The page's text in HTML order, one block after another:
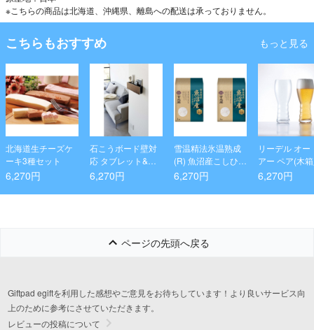
※こちらの商品は北海道、沖縄県、離島への配送は承っておりません。
こちらもおすすめ もっと見る
北海道生チーズケ
ーキ3種セット
6,270円
石こうボード壁対
応 タブレット&リ
モコンホルダー リ
6,270円
雪温精法氷温熟成
(R) 魚沼産こしひか
り(窒素充填包装)1
6,270円
リーデル オー
アー ペア(木
6,270円
ページの先頭へ戻る
Giftpad egiftを利用した感想やご意見をお待ちしています！より良いサービス向
上のために参考にさせていただきます。
レビューの投稿について